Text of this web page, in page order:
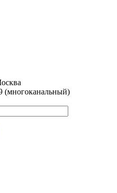
(многоканальный)